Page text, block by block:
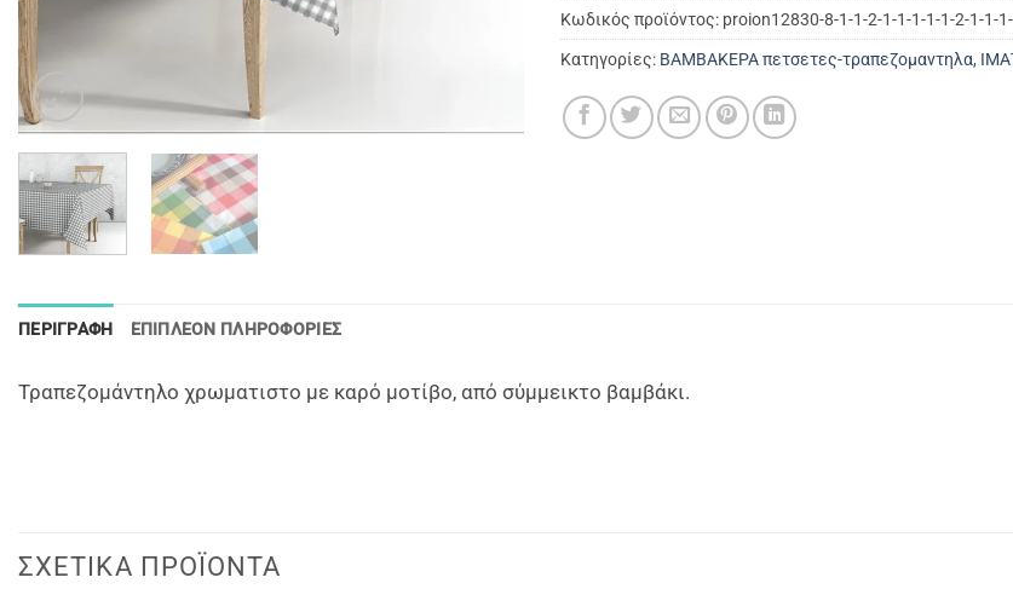
Κωδικός προϊόντος: proion12830-8-1-1-2-1-1-1-1-1-2-1-1-
Κατηγορίες: ΒΑΜΒΑΚΕΡΑ πετσετες-τραπεζομαντηλα,
ΠΕΡΙΓΡΑΦΉ ΕΠΙΠΛΈΟΝ ΠΛΗΡΟΦΟΡΊΕΣ
Τραπεζομάντηλο χρωματιστο με καρό μοτίβο, από σύμμεικτο βαμβάκι.
ΣΧΕΤΙΚΆ ΠΡΟΪΌΝΤΑ